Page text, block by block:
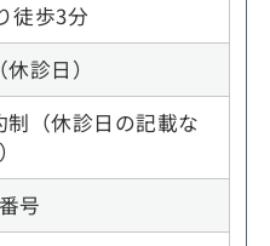
徒歩3分
診日）
（休診日の記載な
号